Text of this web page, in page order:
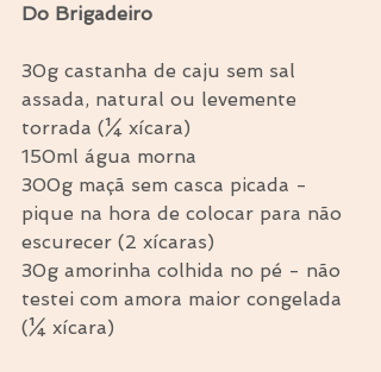
Do Brigadeiro
30g castanha de caju sem sal
assada, natural ou levemente
torrada (¼ xícara)
150ml água morna
300g maçã sem casca picada -
pique na hora de colocar para não
escurecer (2 xícaras)
30g amorinha colhida no pé - não
testei com amora maior congelada
(¼ xícara)